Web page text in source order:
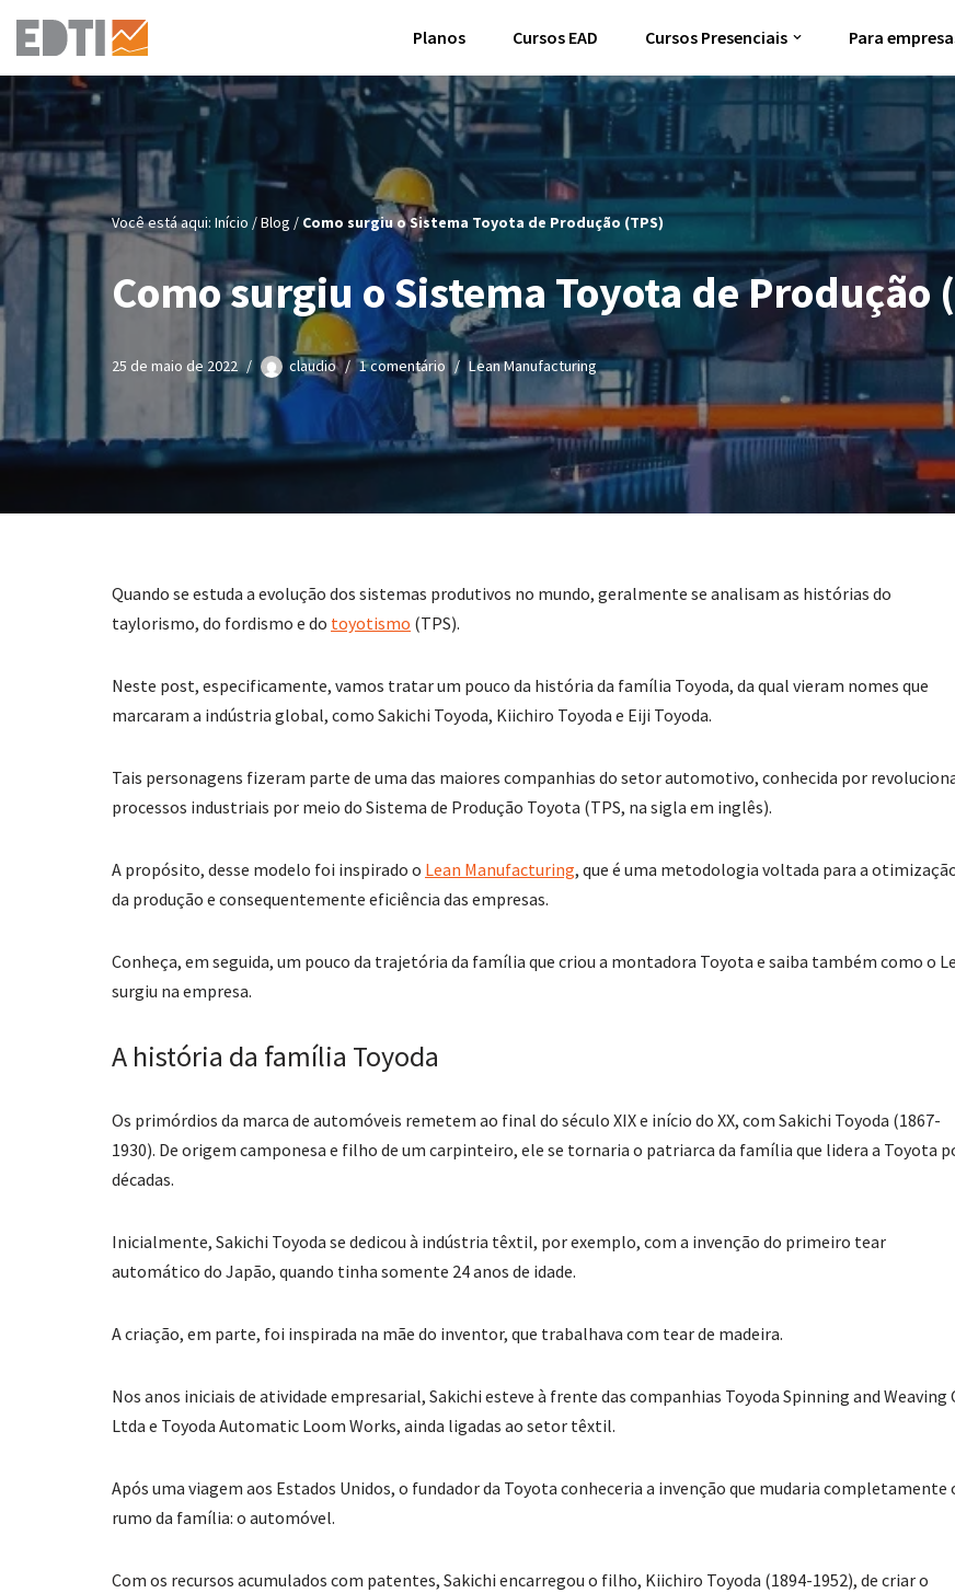
Pular
para
o
conteúdo
Planos Cursos EAD Cursos Presenciais Para
Você está aqui: Início /Blog / Como surgiu o Sistema Toyota de Produção (TPS)
Como surgiu o Sistema Toyota de Produção
25 de maio de 2022 claudio 1 comentário Lean Manufacturing
Quando se estuda a evolução dos sistemas produtivos no mundo, geralmente se analisam as histórias do
taylorismo, do fordismo e do toyotismo (TPS).
Neste post, especificamente, vamos tratar um pouco da história da família Toyoda, da qual vieram nomes que
marcaram a indústria global, como Sakichi Toyoda, Kiichiro Toyoda e Eiji Toyoda.
Tais personagens fizeram parte de uma das maiores companhias do setor automotivo, conhecida por
processos industriais por meio do Sistema de Produção Toyota (TPS, na sigla em inglês).
A propósito, desse modelo foi inspirado o Lean Manufacturing, que é uma metodologia voltada para a
da produção e consequentemente eficiência das empresas.
Conheça, em seguida, um pouco da trajetória da família que criou a montadora Toyota e saiba também como o
surgiu na empresa.
A história da família Toyoda
Os primórdios da marca de automóveis remetem ao final do século XIX e início do XX, com Sakichi Toyoda (1867-
1930). De origem camponesa e filho de um carpinteiro, ele se tornaria o patriarca da família que lidera a Toyota
décadas.
Inicialmente, Sakichi Toyoda se dedicou à indústria têxtil, por exemplo, com a invenção do primeiro tear
automático do Japão, quando tinha somente 24 anos de idade.
A criação, em parte, foi inspirada na mãe do inventor, que trabalhava com tear de madeira.
Nos anos iniciais de atividade empresarial, Sakichi esteve à frente das companhias Toyoda Spinning and Weaving
Ltda e Toyoda Automatic Loom Works, ainda ligadas ao setor têxtil.
Após uma viagem aos Estados Unidos, o fundador da Toyota conheceria a invenção que mudaria completamente
rumo da família: o automóvel.
Com os recursos acumulados com patentes, Sakichi encarregou o filho, Kiichiro Toyoda (1894-1952), de criar o